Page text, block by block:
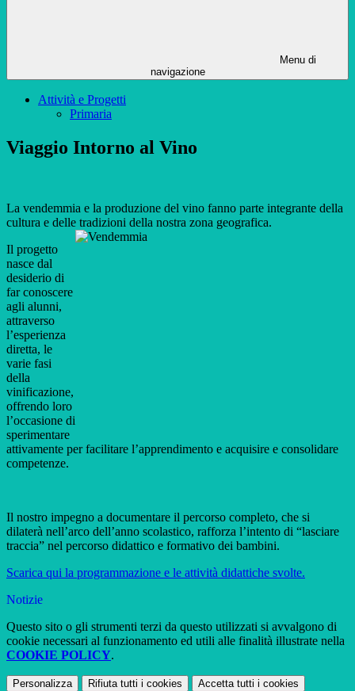
Menu di
navigazione
Attività e Progetti
Primaria
Viaggio Intorno al Vino
La vendemmia e la produzione del vino fanno parte integrante della
cultura e delle tradizioni della nostra zona geografica.
Il progetto
nasce dal
desiderio di
far conoscere
agli alunni,
attraverso
l’esperienza
diretta, le
varie fasi
della
vinificazione,
offrendo loro
l’occasione di
sperimentare
attivamente per facilitare l’apprendimento e acquisire e consolidare
competenze.
Il nostro impegno a documentare il percorso completo, che si
dilaterà nell’arco dell’anno scolastico, rafforza l’intento di “lasciare
traccia” nel percorso didattico e formativo dei bambini.
Scarica qui la programmazione e le attività didattiche svolte.
Notizie
Questo sito o gli strumenti terzi da questo utilizzati si avvalgono di
cookie necessari al funzionamento ed utili alle finalità illustrate nella
COOKIE POLICY.
Personalizza Rifiuta tutti i cookies Accetta tutti i cookies